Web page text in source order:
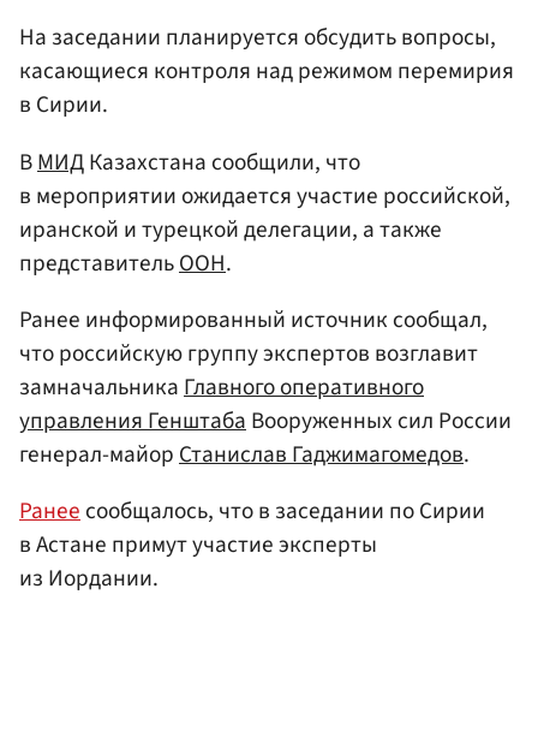
На заседании планируется обсудить вопросы,
касающиеся контроля над режимом перемирия
в Сирии.
ВМИДКазахстана сообщили, что
в мероприятии ожидается участие российской,
иранской и турецкой делегации, а также
представительООН.
Ранее информированный источник сообщал,
что российскую группу экспертов возглавит
замначальникаГлавного оперативного
управления ГенштабаВооруженных сил России
генерал-майорСтанислав Гаджимагомедов.
Ранеесообщалось, что в заседании по Сирии
в Астане примут участие эксперты
из Иордании.